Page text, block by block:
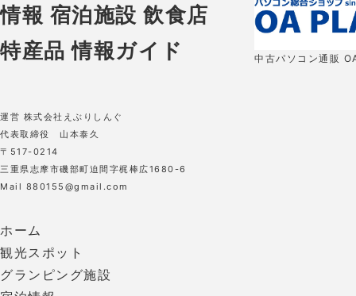
中古パソコン通販
運営 株式会社えぶりしんぐ
代表取締役 山本泰久
〒517-0214
三重県志摩市磯部町迫間字梶棒広1680-6
Mail 880155@gmail.com
ホーム
観光スポット
グランピング施設